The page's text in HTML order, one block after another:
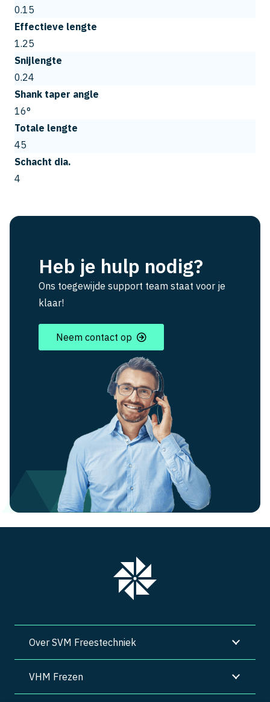
0.15
Effectieve lengte
1.25
Snijlengte
0.24
Shank taper angle
16°
Totale lengte
45
Schacht dia.
4
Heb je hulp nodig?
Ons toegewijde support team staat voor je
klaar!
Neem contact op
Over SVM Freestechniek
VHM Frezen